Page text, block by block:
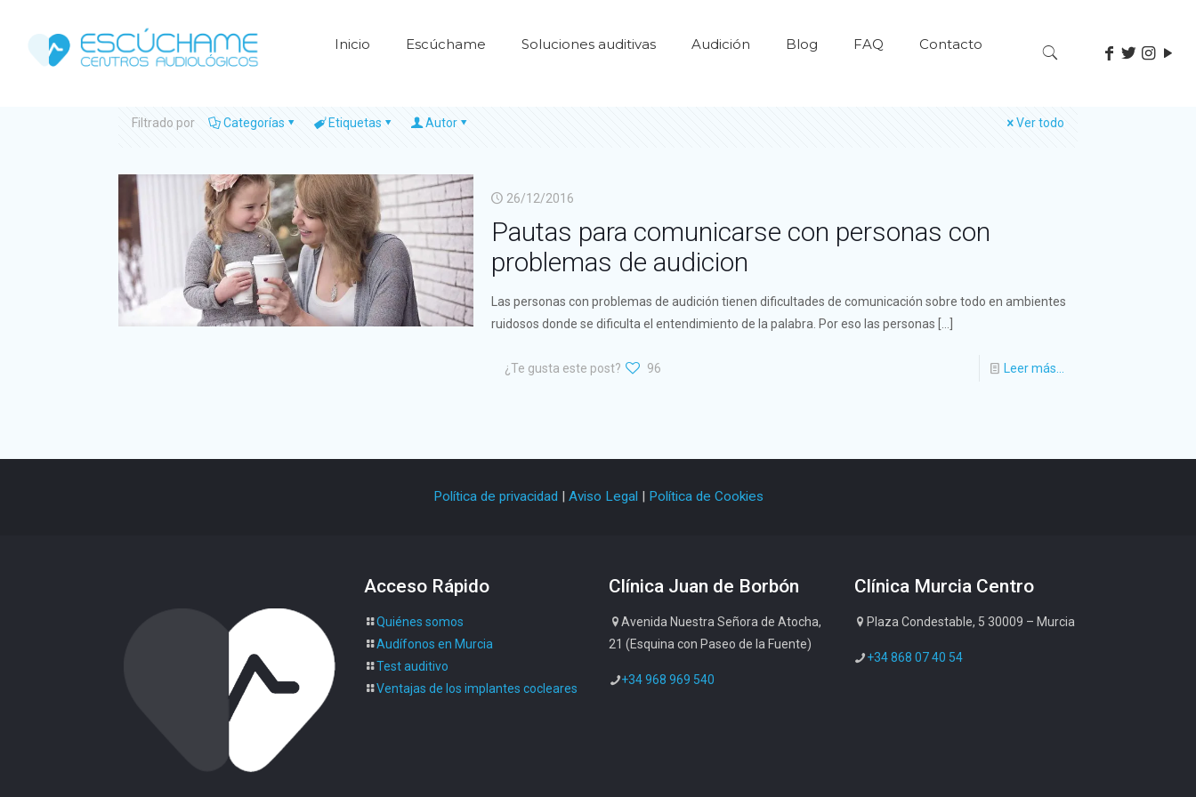
Inicio Escúchame Soluciones auditivas Audición Blog FAQ Contacto
Filtrado por Categorías Etiquetas Autor Ver todo
26/12/2016
Pautas para comunicarse con personas con
problemas de audicion
Las personas con problemas de audición tienen dificultades de comunicación sobre todo en ambientes
ruidosos donde se dificulta el entendimiento de la palabra. Por eso las personas
¿Te gusta este post? 96 Leer más...
Política de privacidad | Aviso Legal | Política de Cookies
Acceso Rápido
Quiénes somos
Audífonos en Murcia
Test auditivo
Ventajas de los implantes cocleares
Clínica Juan de Borbón
Avenida Nuestra Señora de Atocha,
21 (Esquina con Paseo de la Fuente)
+34 968 969 540
Clínica Murcia Centro
Plaza Condestable, 5 30009 – Murcia
+34 868 07 40 54